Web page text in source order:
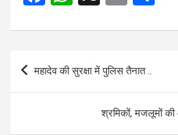
ce
b
o
at
A
ail ar
Post
navigation
महादेव की सुरक्षा में पुलिस तैनात ..
श्रमिकों, मजलूमों की